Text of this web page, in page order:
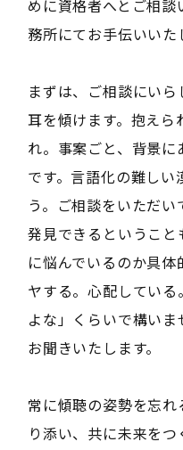
めに資格者へとご相
務所にてお手伝いいた
まずは、ご相談にい
耳を傾けます。抱えら
れ。事案ごと、背景
です。言語化の難し
う。ご相談をいただ
発見できるというこ
に悩んでいるのか具
ヤする。心配してい
よな」くらいで構い
お聞きいたします。
常に傾聴の姿勢を忘
り添い、共に未来を